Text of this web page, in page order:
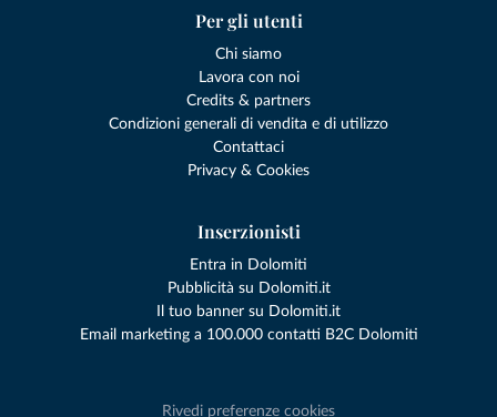
Per gli utenti
Chi siamo
Lavora con noi
Credits & partners
Condizioni generali di vendita e di utilizzo
Contattaci
Privacy & Cookies
Inserzionisti
Entra in Dolomiti
Pubblicità su Dolomiti.it
Il tuo banner su Dolomiti.it
Email marketing a 100.000 contatti B2C Dolomiti
Rivedi preferenze cookies